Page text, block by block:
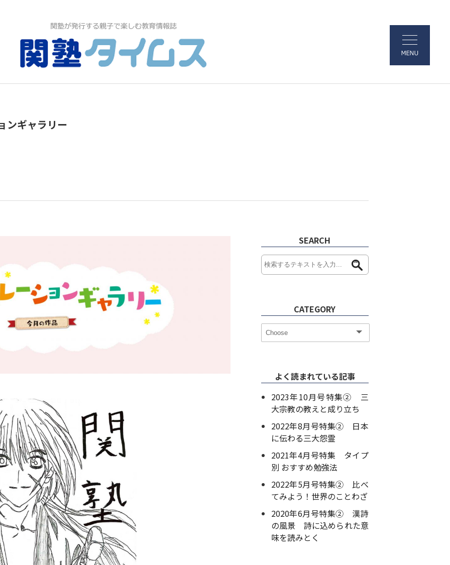
ギャラリー
SEARCH
CATEGORY
よく読まれている記事
2023年10月号特集② 三
大宗教の教えと成り立ち
2022年8月号特集② 日本
に伝わる三大怨霊
2021年4月号特集 タイプ
別 おすすめ勉強法
2022年5月号特集② 比べ
てみよう！世界のことわざ
2020年6月号特集② 漢詩
の風景 詩に込められた意
味を読みとく